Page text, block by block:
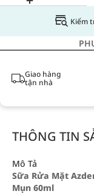
Kiểm
Giao hàng
tận nhà
THÔNG TIN
Mô Tả
Sữa Rửa Mặt
Mụn 60ml